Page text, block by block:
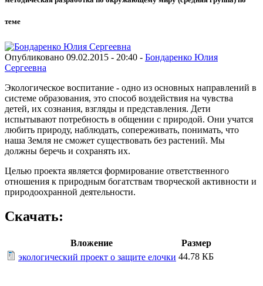
теме
Опубликовано 09.02.2015 - 20:40 - Бондаренко Юлия
Сергеевна
Экологическое воспитание - одно из основных направлений в
системе образования, это способ воздействия на чувства
детей, их сознания, взгляды и представления. Дети
испытывают потребность в общении с природой. Они учатся
любить природу, наблюдать, сопереживать, понимать, что
наша Земля не сможет существовать без растений. Мы
должны беречь и сохранять их.
Целью проекта является формирование ответственного
отношения к природным богатствам творческой активности и
природоохранной деятельности.
Скачать:
Вложение
Размер
экологический проект о защите елочки 44.78 КБ